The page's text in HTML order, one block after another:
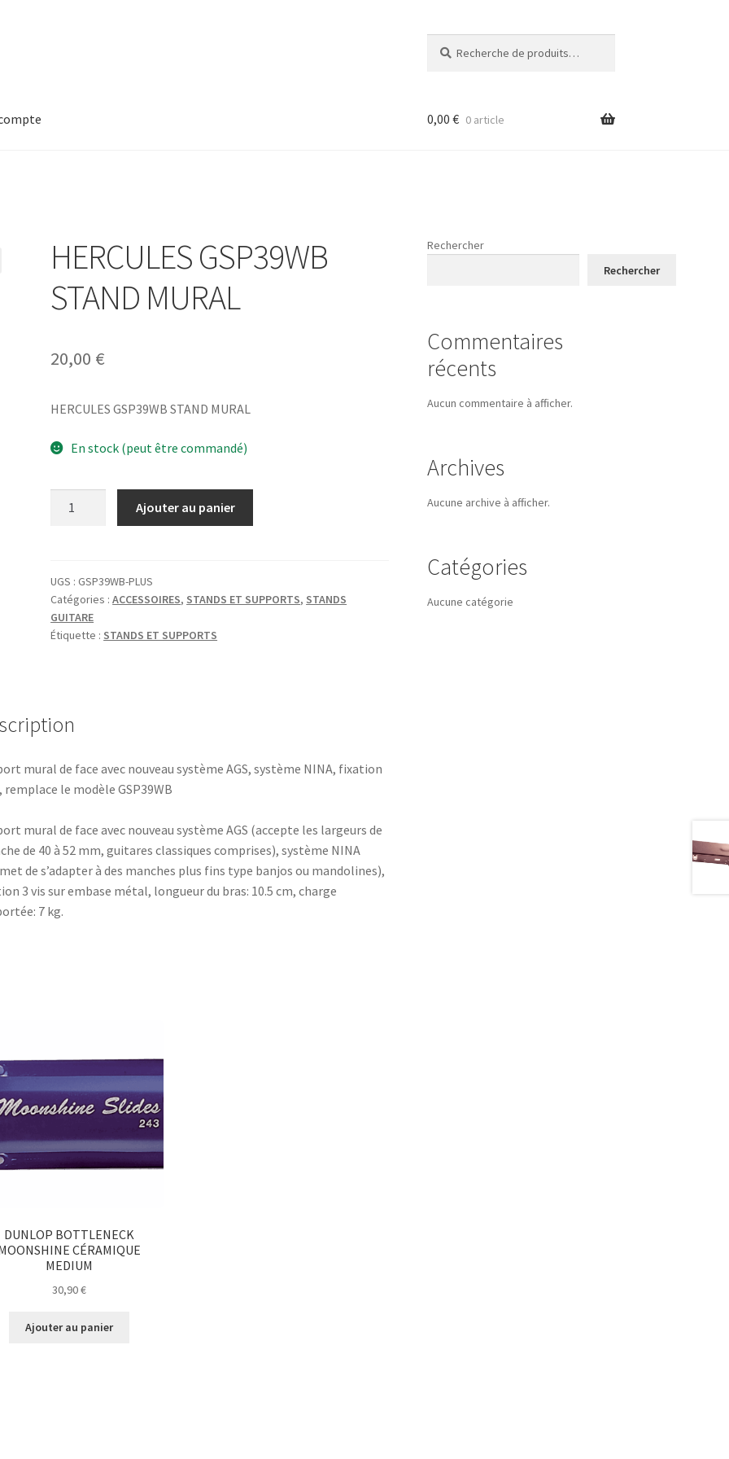
pour :
0,00 € 0 article
HERCULES GSP39WB
STAND MURAL
20,00 €
HERCULES GSP39WB STAND MURAL
En stock (peut être commandé)
STAND
MURAL
Ajouter au panier
UGS :GSP39WB-PLUS
Catégories :ACCESSOIRES, STANDS ET SUPPORTS, STANDS
GUITARE
Étiquette : STANDS ET SUPPORTS
mural de face avec nouveau système AGS, système NINA, fixation
remplace le modèle GSP39WB
mural de face avec nouveau système AGS (accepte les largeurs de
de 40 à 52 mm, guitares classiques comprises), système NINA
de s’adapter à des manches plus fins type banjos ou mandolines),
3 vis sur embase métal, longueur du bras: 10.5 cm, charge
7 kg.
DUNLOP BOTTLENECK
CÉRAMIQUE
MEDIUM
30,90€
Ajouter au panier
Rechercher
Rechercher
Commentaires
récents
Aucun commentaire à afficher.
Archives
Aucune archive à afficher.
Catégories
Aucune catégorie